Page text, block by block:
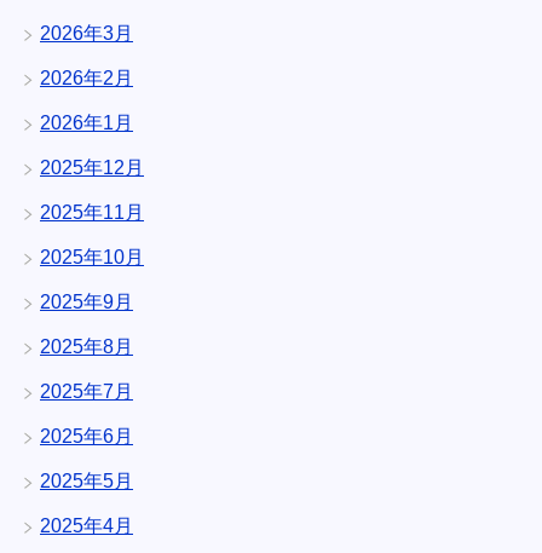
2026年3月
2026年2月
2026年1月
2025年12月
2025年11月
2025年10月
2025年9月
2025年8月
2025年7月
2025年6月
2025年5月
2025年4月